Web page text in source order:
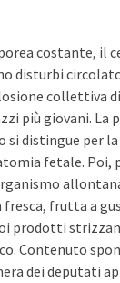
costante, il
disturbi
collettiva
più giovani. La
si distingue per
fetale. Poi,
frutta a
prodotti
Contenuto
dei deputati